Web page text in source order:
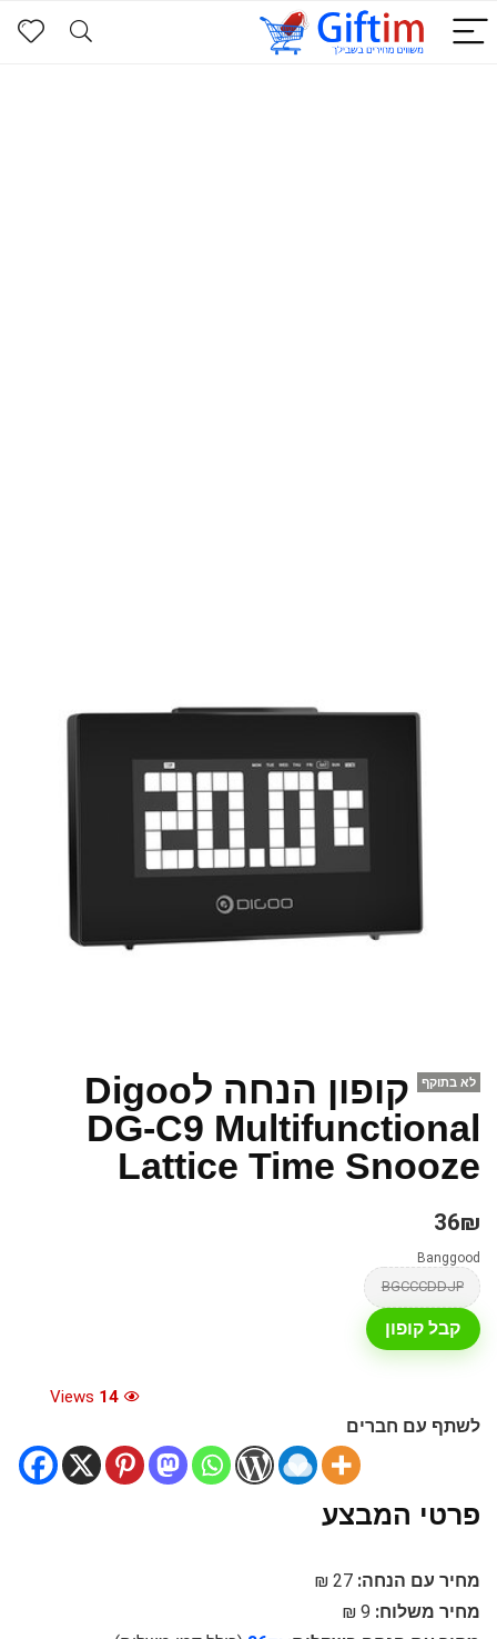
לא בתוקף
קופון הנחה לDigoo
DG-C9 Multifunctional
Lattice Time Snooze
36₪
Banggood
BGCCCDDJP
קבל קופון
14
לשתף עם חברים
פרטי המבצע
מחיר עם הנחה: 27 ₪
מחיר משלוח: 9 ₪